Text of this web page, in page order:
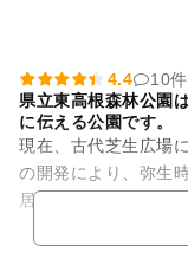
4.4
10件
県立東高根森林公園
に伝える公園です。
現在、古代芝生広場
の開発により、弥生
居跡が発見され、ま